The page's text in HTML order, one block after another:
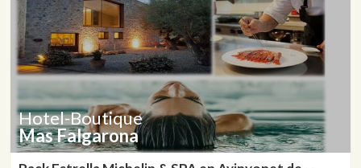
Hotel-Boutique
Mas Falgarona